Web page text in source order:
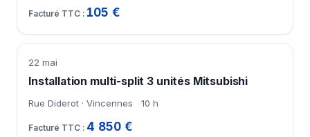
105 €
22 mai
Installation multi-split 3 unités Mitsubishi
Rue Diderot · Vincennes 10 h
4 850 €